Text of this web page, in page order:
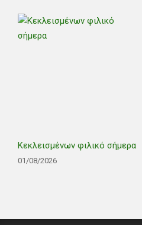
Κεκλεισμένων φιλικό σήμερα
01/08/2026